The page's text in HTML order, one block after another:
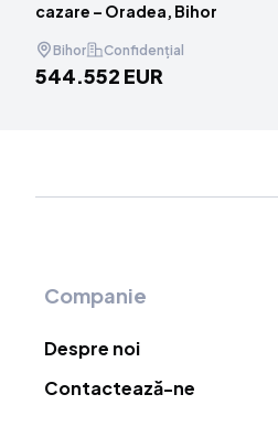
cazare – Oradea, Bihor
Bihor Confidențial
544.552 EUR
Companie
Despre noi
Contactează-ne